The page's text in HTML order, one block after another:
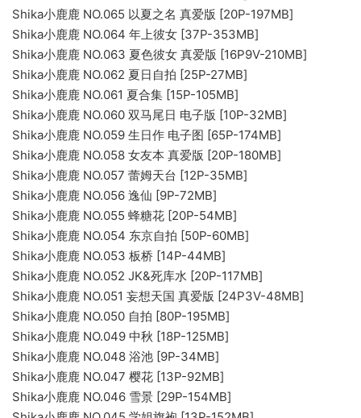
Shika小鹿鹿 NO.065 以夏之名 真爱版 [20P-197MB]
Shika小鹿鹿 NO.064 年上彼女 [37P-353MB]
Shika小鹿鹿 NO.063 夏色彼女 真爱版 [16P9V-210MB]
Shika小鹿鹿 NO.062 夏日自拍 [25P-27MB]
Shika小鹿鹿 NO.061 夏合集 [15P-105MB]
Shika小鹿鹿 NO.060 双马尾日 电子版 [10P-32MB]
Shika小鹿鹿 NO.059 生日作 电子图 [65P-174MB]
Shika小鹿鹿 NO.058 女友本 真爱版 [20P-180MB]
Shika小鹿鹿 NO.057 蕾姆天台 [12P-35MB]
Shika小鹿鹿 NO.056 逸仙 [9P-72MB]
Shika小鹿鹿 NO.055 蜂糖花 [20P-54MB]
Shika小鹿鹿 NO.054 东京自拍 [50P-60MB]
Shika小鹿鹿 NO.053 板桥 [14P-44MB]
Shika小鹿鹿 NO.052 JK&死库水 [20P-117MB]
Shika小鹿鹿 NO.051 妄想天国 真爱版 [24P3V-48MB]
Shika小鹿鹿 NO.050 自拍 [80P-195MB]
Shika小鹿鹿 NO.049 中秋 [18P-125MB]
Shika小鹿鹿 NO.048 浴池 [9P-34MB]
Shika小鹿鹿 NO.047 樱花 [13P-92MB]
Shika小鹿鹿 NO.046 雪景 [29P-154MB]